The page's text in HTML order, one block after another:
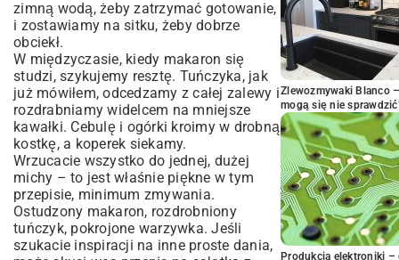
zimną wodą, żeby zatrzymać gotowanie,
i zostawiamy na sitku, żeby dobrze
obciekł.
W międzyczasie, kiedy makaron się
studzi, szykujemy resztę. Tuńczyka, jak
już mówiłem, odcedzamy z całej zalewy i
rozdrabniamy widelcem na mniejsze
kawałki. Cebulę i ogórki kroimy w drobną
kostkę, a koperek siekamy.
Wrzucacie wszystko do jednej, dużej
michy – to jest właśnie piękne w tym
przepisie, minimum zmywania.
Ostudzony makaron, rozdrobniony
tuńczyk, pokrojone warzywka. Jeśli
szukacie inspiracji na inne proste dania,
Zlewozmywaki Blanco
mogą się nie
Produkcja elektroniki –